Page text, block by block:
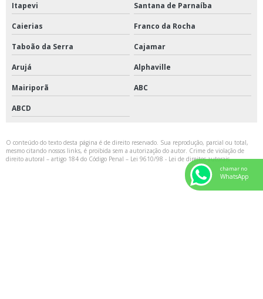
Itapevi Santana de Parnaíba
Caierias Franco da Rocha
Taboão da Serra Cajamar
Arujá Alphaville
Mairiporã ABC
ABCD
O conteúdo do texto desta página é de direito reservado. Sua reprodução, parcial ou total,
mesmo citando nossos links, é proibida sem a autorização do autor. Crime de violação de
direito autoral – artigo 184 do Código Penal – Lei 9610/98 - Lei de direitos autorais.
chamar no
WhatsApp